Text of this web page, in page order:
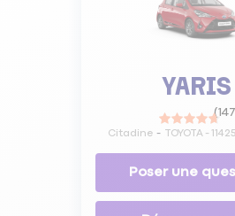
YARIS
(147
Citadine TOYOTA - 11425
Poser une